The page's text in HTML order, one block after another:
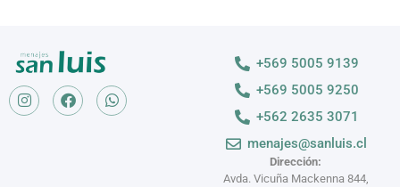
Dirección:
Avda. Vicuña Mackenna 844,
+569 5005 9139
+569 5005 9250
+562 2635 3071
menajes@sanluis.cl